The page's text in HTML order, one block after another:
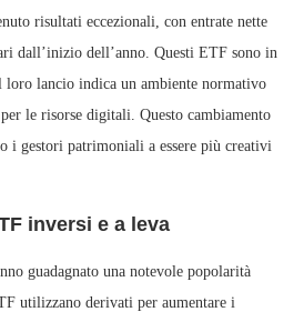
risultati eccezionali, con entrate nette
dall’inizio dell’anno. Questi ETF sono in
loro lancio indica un ambiente normativo
le risorse digitali. Questo cambiamento
i gestori patrimoniali a essere più creativi
inversi e a leva
guadagnato una notevole popolarità
utilizzano derivati per aumentare i